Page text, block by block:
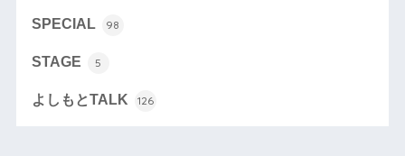
SPECIAL 98
STAGE 5
よしもとTALK 126